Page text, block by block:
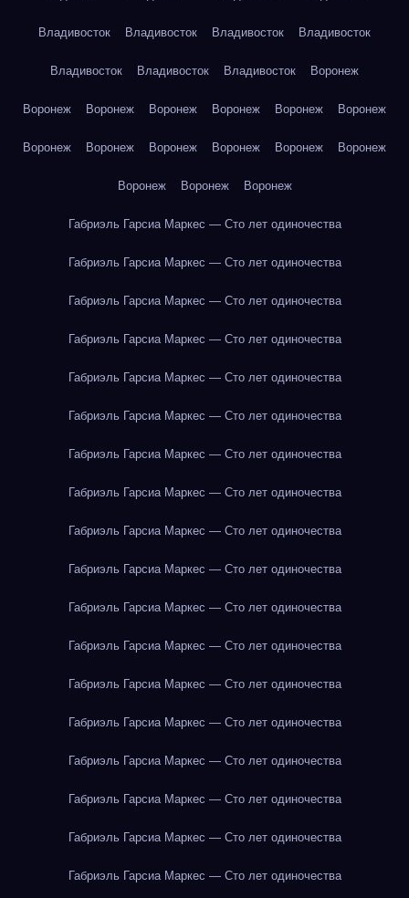
Владивосток Владивосток Владивосток Владивосток
Владивосток Владивосток Владивосток Воронеж
Воронеж Воронеж Воронеж Воронеж Воронеж Воронеж
Воронеж Воронеж Воронеж Воронеж Воронеж Воронеж
Воронеж Воронеж Воронеж
Габриэль Гарсиа Маркес — Сто лет одиночества
Габриэль Гарсиа Маркес — Сто лет одиночества
Габриэль Гарсиа Маркес — Сто лет одиночества
Габриэль Гарсиа Маркес — Сто лет одиночества
Габриэль Гарсиа Маркес — Сто лет одиночества
Габриэль Гарсиа Маркес — Сто лет одиночества
Габриэль Гарсиа Маркес — Сто лет одиночества
Габриэль Гарсиа Маркес — Сто лет одиночества
Габриэль Гарсиа Маркес — Сто лет одиночества
Габриэль Гарсиа Маркес — Сто лет одиночества
Габриэль Гарсиа Маркес — Сто лет одиночества
Габриэль Гарсиа Маркес — Сто лет одиночества
Габриэль Гарсиа Маркес — Сто лет одиночества
Габриэль Гарсиа Маркес — Сто лет одиночества
Габриэль Гарсиа Маркес — Сто лет одиночества
Габриэль Гарсиа Маркес — Сто лет одиночества
Габриэль Гарсиа Маркес — Сто лет одиночества
Габриэль Гарсиа Маркес — Сто лет одиночества